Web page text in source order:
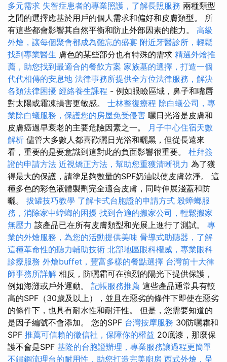
多元需求 失智症患者的專業照護，了解長照服務 兩種類型
之間的選擇應基於用戶的個人需求和偏好和皮膚類型。 所
有這些都會影響其自然平衡和防止外部因素的能力。 高級
外燴，讓每個聚會都成為難忘的盛宴 附近牙醫診所，輕鬆
找到專業醫生 膚色的某些部分也有特殊的需求 精選外燴推
薦，助您找到最適合的餐飲方案 家族墓的選擇，打造一個
代代相傳的安息地 法律事務所提供全方位法律服務，解決
各類法律困擾 經絡養生課程 - 例如眼瞼區域，鼻子和嘴唇
對太陽或霜凍損害更敏感。 士林整復療程 除白蟻公司，專
業除白蟻服務，保護您的房屋免受侵害 曬日光浴是皮膚和
皮膚癌過早衰老的主要危險因素之一。 月子中心住宿天數
解析 儘管大多數人都喜歡曬日光浴和曬黑，但從長遠來
看，重要的是要意識到這對此的負面影響很重要。 杜拜簽
證的申請方法 近視矯正方法，幫助您重獲清晰視力 為了獲
得最大的保護，請塗足夠數量的SPF奶油以使皮膚乾淨。 這
種多色的彩色液體製劑完全適合皮膚，同時伸展淺蓋和防
曬。 拔罐技巧教學 了解卡式台胞證的申請方式 殺蟑螂服
務，消除家中蟑螂的困擾 找到合適的搬家公司，輕鬆搬家
無壓力 該產品已在所有皮膚類型和光展上進行了測試。 專
業的外燴服務，為您的活動提供美味 骨導式助聽器，了解
這種革命性的聽力輔助技術 北部地區眼科權威，專業眼科
診療服務 外燴buffet，豐富多樣的餐點選擇 台灣前十大律
師事務所詳解 相反，防曬霜可在強烈的陽光下提供保護，
例如海灘或戶外運動。 記帳服務推薦 這些產品通常具有較
高的SPF（30歲及以上），並且在惡劣的條件下即使在惡劣
的條件下，也具有耐水性和耐汗性。 但是，您需要知道的
是因子編號不會添加。 您的SPF 台灣按摩服務 30防曬霜和
SPF 推薦可信賴的徵信社，保障你的權益 20底漆，那麼保
護不會是SPF 基隆的台胞證辦理，專業服務讓過程更簡單
不鏽鋼流理台的耐用性，助您打造完美廚房 西式外燴，呈